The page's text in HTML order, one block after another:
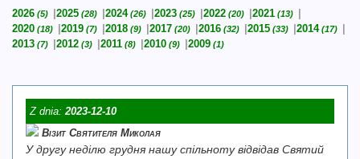
2026 (5) 2025 (28) 2024(26) 2023 (25) 2022 (20) 2021 (13)
2020 (18) 2019 (7) 2018 (9) 2017 (20) 2016 (32) 2015 (33) 2014(17)
2013 (7) 2012 (3) 2011 (8) 2010 (9) 2009 (1)
Z dnia:2023-12-10
Візит Святителя Миколая
У другу неділю грудня нашу спільноту відвідав Святий